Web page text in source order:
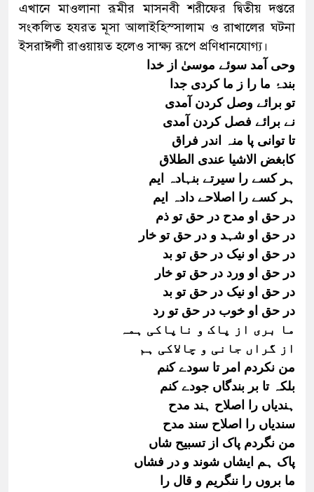
এখানে মাওলানা রূমীর মাসনবী শরীফের দ্বিতীয় দপ্তরে
সংকলিত হযরত মূসা আলাইহিস্সালাম ও রাখালের ঘটনা
ইসরাঈলী রাওয়ায়ত হলেও সাক্ষ্য রূপে প্রণিধানযোগ্য।
وحی آمد سوئے موسیٰ از خدا
بندۂ ما را ز ما کردی جدا
تو برائے وصل کردن آمدی
نے برائے فصل کردن آمدی
تا توانی پا منہ اندر فراق
کابغض الاشیا عندی الطلاق
ہر کسے را سیرتے بنہادہ ایم
ہر کسے را اصلاحے دادہ ایم
در حق او مدح در حق تو ذم
در حق او شہد و در حق تو خار
در حق او نیک در حق تو بد
در حق او ورد در حق تو خار
در حق او نیک در حق تو بد
در حق او خوب در حق تو رد
ما بری از پاک و ناپاکی ہمہ
از گراں جانی و چالاکی ہم
من نکردم امر تا سودے کنم
بلکہ تا بر بندگاں جودے کنم
ہندیاں را اصلاح ہند مدح
سندیاں را اصلاح سند مدح
من نگردم پاک از تسبیح شاں
پاک ہم ایشاں شوند و در فشاں
ما بروں را ننگریم و قال را